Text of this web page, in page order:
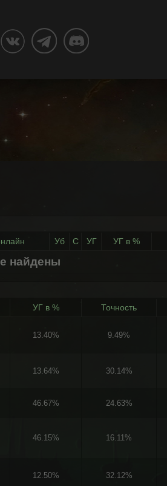
Уб С УГ УГ в %
найдены
УГ в % Точность
13.40% 9.49%
13.64% 30.14%
46.67% 24.63%
46.15% 16.11%
12.50% 32.12%